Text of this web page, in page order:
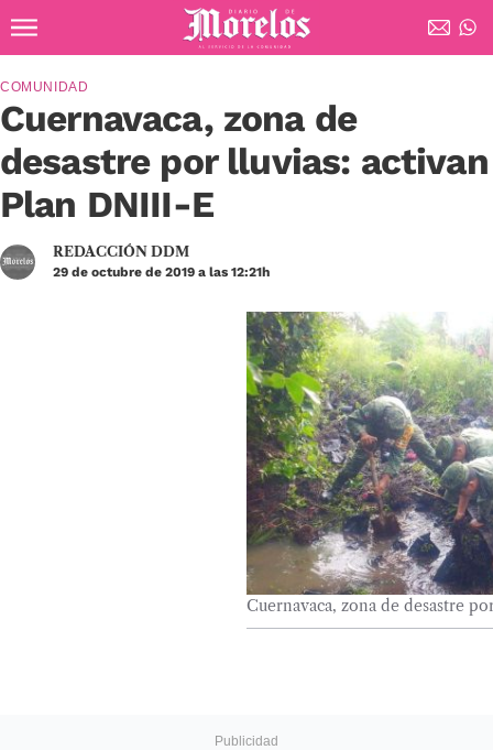
Diario de Morelos
Cuernavaca, zona de
desastre por lluvias: activan
Plan DNIII-E
COMUNIDAD
REDACCIÓN DDM
29 de octubre de 2019 a las 12:21h
Cuernavaca, zona de desastre